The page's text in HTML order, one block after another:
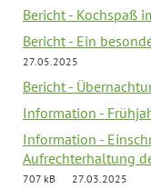
Bericht - Kochspaß
Bericht - Ein
27.05.2025
Bericht -
Information -
Information -
Aufrechterhaltung
707 kB
27.03.2025